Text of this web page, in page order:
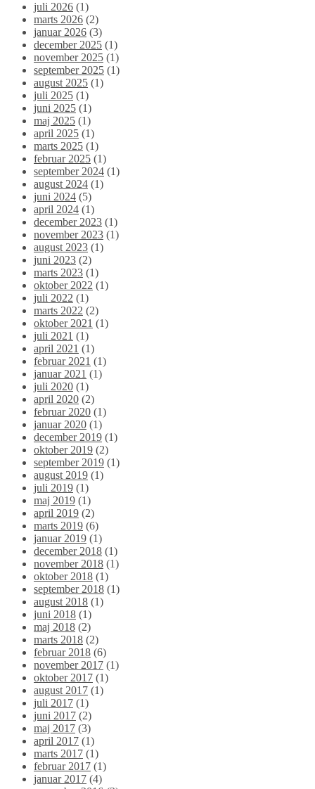
juli 2026 (1)
marts 2026 (2)
januar 2026 (3)
december 2025 (1)
november 2025 (1)
september 2025 (1)
august 2025 (1)
juli 2025 (1)
juni 2025 (1)
maj 2025 (1)
april 2025 (1)
marts 2025 (1)
februar 2025 (1)
september 2024 (1)
august 2024 (1)
juni 2024 (5)
april 2024 (1)
december 2023 (1)
november 2023 (1)
august 2023 (1)
juni 2023 (2)
marts 2023 (1)
oktober 2022 (1)
juli 2022 (1)
marts 2022 (2)
oktober 2021 (1)
juli 2021 (1)
april 2021 (1)
februar 2021 (1)
januar 2021 (1)
juli 2020 (1)
april 2020 (2)
februar 2020 (1)
januar 2020 (1)
december 2019 (1)
oktober 2019 (2)
september 2019 (1)
august 2019 (1)
juli 2019 (1)
maj 2019 (1)
april 2019 (2)
marts 2019 (6)
januar 2019 (1)
december 2018 (1)
november 2018 (1)
oktober 2018 (1)
september 2018 (1)
august 2018 (1)
juni 2018 (1)
maj 2018 (2)
marts 2018 (2)
februar 2018 (6)
november 2017 (1)
oktober 2017 (1)
august 2017 (1)
juli 2017 (1)
juni 2017 (2)
maj 2017 (3)
april 2017 (1)
marts 2017 (1)
februar 2017 (1)
januar 2017 (4)